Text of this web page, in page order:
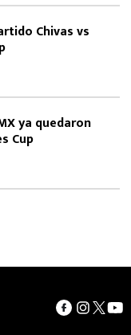
Chivas vs
ya quedaron
Cup